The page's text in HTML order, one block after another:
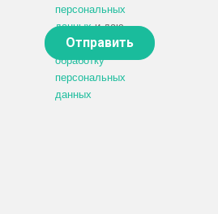
персональных
данныхи даю
своёсогласие на
обработку
персональных
данных